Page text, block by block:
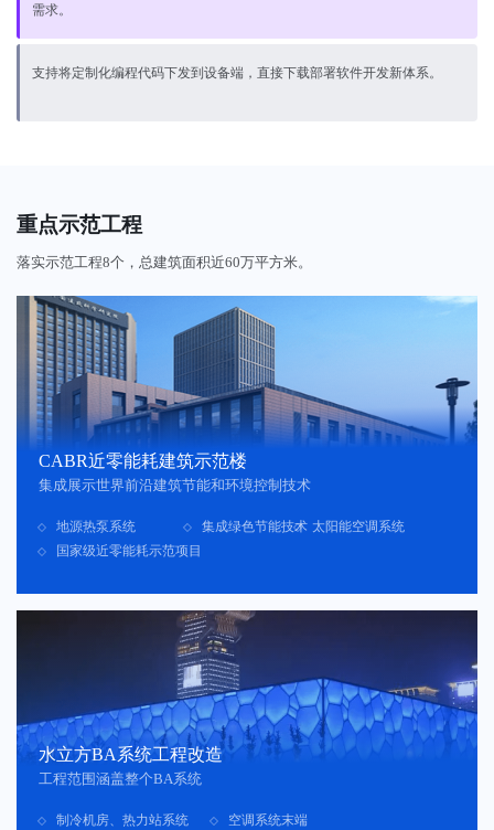
需求。
支持将定制化编程代码下发到设备端，直接下载部署软件开发新体系。
重点示范工程
落实示范工程8个，总建筑面积近60万平方米。
CABR近零能耗建筑示范楼
集成展示世界前沿建筑节能和环境控制技术
地源热泵系统 集成绿色节能技术 太阳能空调系统
国家级近零能耗示范项目
水立方BA系统工程改造
工程范围涵盖整个BA系统
制冷机房、热力站系统
空调系统末端